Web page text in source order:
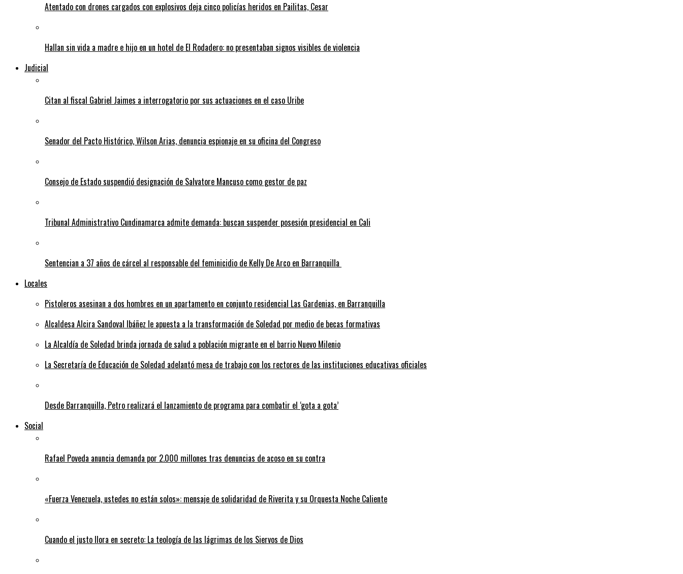
Atentado con drones cargados con explosivos deja cinco policías heridos en Pailitas, Cesar
Hallan sin vida a madre e hijo en un hotel de El Rodadero: no presentaban signos visibles de violencia
Judicial
Citan al fiscal Gabriel Jaimes a interrogatorio por sus actuaciones en el caso Uribe
Senador del Pacto Histórico, Wilson Arias, denuncia espionaje en su oficina del Congreso
Consejo de Estado suspendió designación de Salvatore Mancuso como gestor de paz
Tribunal Administrativo Cundinamarca admite demanda: buscan suspender posesión presidencial en Cali
Sentencian a 37 años de cárcel al responsable del feminicidio de Kelly De Arco en Barranquilla
Locales
Pistoleros asesinan a dos hombres en un apartamento en conjunto residencial Las Gardenias, en Barranquilla
Alcaldesa Alcira Sandoval Ibáñez le apuesta a la transformación de Soledad por medio de becas formativas
La Alcaldía de Soledad brinda jornada de salud a población migrante en el barrio Nuevo Milenio
La Secretaría de Educación de Soledad adelantó mesa de trabajo con los rectores de las instituciones educativas oficiales
Desde Barranquilla, Petro realizará el lanzamiento de programa para combatir el ‘gota a gota’
Social
Rafael Poveda anuncia demanda por 2.000 millones tras denuncias de acoso en su contra
«Fuerza Venezuela, ustedes no están solos»: mensaje de solidaridad de Riverita y su Orquesta Noche Caliente
Cuando el justo llora en secreto: La teología de las lágrimas de los Siervos de Dios